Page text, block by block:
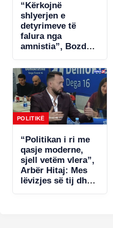
“Kërkojnë
shlyerjen e
detyrimeve të
falura nga
amnistia”, Bozdo
Po i bëhet presion
bizneseve.
Ministria e
Financave s’ka
miratuar aktet
nënligjore!
POLITIKË
“Politikan i ri me
qasje moderne,
sjell vetëm vlera”,
Arbër Hitaj: Mes
lëvizjes së tij dhe